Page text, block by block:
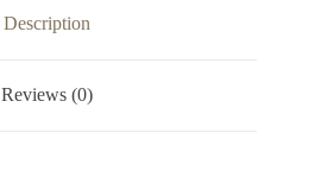
Description
Reviews (0)